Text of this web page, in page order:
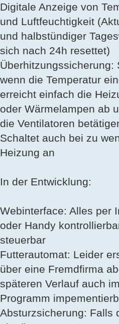
Digitale Anzeige von
und Luftfeuchtigkeit
und halbstündiger
sich nach 24h resettet)
Überhitzungssicherung:
wenn die Temperatur
erreicht einfach die
oder Wärmelampen ab
die Ventilatoren
Schaltet auch bei zu
Heizung an
In der Entwicklung:
Webinterface: Alles per
oder Handy
steuerbar
Futterautomat: Leider
über eine Fremdfirma
späteren Verlauf auch im
Programm
Absturzsicherung: Falls